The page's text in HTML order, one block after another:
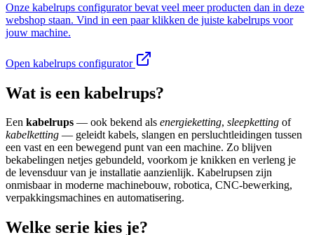
Onze kabelrups configurator bevat veel meer producten dan in deze
webshop staan. Vind in een paar klikken de juiste kabelrups voor
jouw machine.
Open kabelrups configurator
Wat is een kabelrups?
Een kabelrups — ook bekend als energieketting, sleepketting of
kabelketting — geleidt kabels, slangen en persluchtleidingen tussen
een vast en een bewegend punt van een machine. Zo blijven
bekabelingen netjes gebundeld, voorkom je knikken en verleng je
de levensduur van je installatie aanzienlijk. Kabelrupsen zijn
onmisbaar in moderne machinebouw, robotica, CNC-bewerking,
verpakkingsmachines en automatisering.
Welke serie kies je?